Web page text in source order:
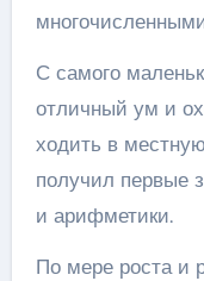
С самого
отличный ум и
ходить в
получил первые
и арифметики.
По мере роста и